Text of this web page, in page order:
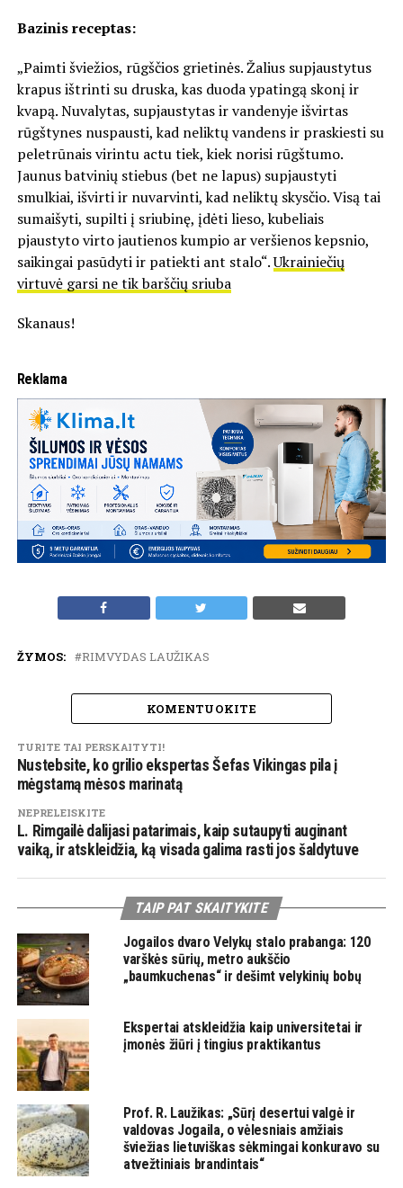
Bazinis receptas:
„Paimti šviežios, rūgščios grietinės. Žalius supjaustytus
krapus ištrinti su druska, kas duoda ypatingą skonį ir
kvapą. Nuvalytas, supjaustytas ir vandenyje išvirtas
rūgštynes nuspausti, kad neliktų vandens ir praskiesti su
peletrūnais virintu actu tiek, kiek norisi rūgštumo.
Jaunus batvinių stiebus (bet ne lapus) supjaustyti
smulkiai, išvirti ir nuvarvinti, kad neliktų skysčio. Visą tai
sumaišyti, supilti į sriubinę, įdėti lieso, kubeliais
pjaustyto virto jautienos kumpio ar veršienos kepsnio,
saikingai pasūdyti ir patiekti ant stalo“.Ukrainiečių
virtuvė garsi ne tik barščių sriuba
Skanaus!
Reklama
ŽYMOS: RIMVYDAS LAUŽIKAS
KOMENTUOKITE
TURITE TAI PERSKAITYTI!
Nustebsite, ko grilio ekspertas Šefas Vikingas pila į
mėgstamą mėsos marinatą
NEPRELEISKITE
L. Rimgailė dalijasi patarimais, kaip sutaupyti auginant
vaiką, ir atskleidžia, ką visada galima rasti jos šaldytuve
TAIP PAT SKAITYKITE
Jogailos dvaro Velykų stalo prabanga: 120
varškės sūrių, metro aukščio
„baumkuchenas“ ir dešimt velykinių bobų
Ekspertai atskleidžia kaip universitetai ir
įmonės žiūri į tingius praktikantus
Prof. R. Laužikas: „Sūrį desertui valgė ir
valdovas Jogaila, o vėlesniais amžiais
šviežias lietuviškas sėkmingai konkuravo su
atvežtiniais brandintais“